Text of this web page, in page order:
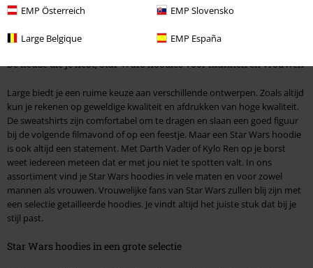
EMP Österreich EMP Slovensko
Large Belgique EMP España
verstandig! Als je van effen hoodies houdt, kies dan voor een hoodie
zijn Star Wars truien een echte head turner!
De keuze die je hebt, Star Wars hoodies voor mannen en vrouwen
Large biedt je een ruime keuze aan verschillende ontwerpen. Zoals altijd
kun je rekenen op geweldige kwaliteit en afdrukken van hoge kwaliteit.
De sweatshirts zijn comfortabel om te dragen en slaan een goed figuur
bij de volgende filmavond of op een feestje. Maar een Star Wars hoodie
is ook altijd een statement. Met Darth Vader of Kylo Ren op je borst
weet iedereen meteen dat er met jou niet te spotten valt. In ons
assortiment vind je Star Wars hoodies in vele maten en voor zowel
mannen als vrouwen. Vrouwelijke fans van Star Wars zullen blij zijn met
een selectie getailleerde hoodies. Je vindt altijd het juiste stuk dat bij je
stijl past.
Star Wars hoodies in een grote selectie